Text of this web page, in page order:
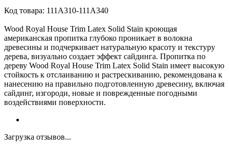
Код товара: 111А310-111А340
Wood Royal House Trim Latex Solid Stain кроющая
американская пропитка глубоко проникает в волокна
древесины и подчеркивает натуральную красоту и текстуру
дерева, визуально создает эффект сайдинга. Пропитка по
дереву Wood Royal House Trim Latex Solid Stain имеет высокую
стойкость к отслаиванию и растрескиванию, рекомендована к
нанесению на правильно подготовленную древесину, включая
сайдинг, изгороди, новые и поврежденные погодными
воздействиями поверхности.
Загрузка отзывов...